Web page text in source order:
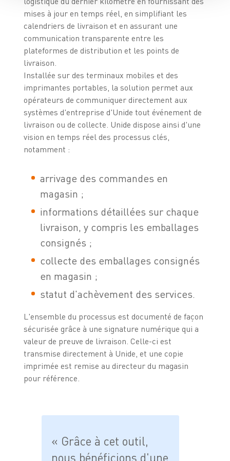
mises à jour en temps réel, en simplifiant les
calendriers de livraison et en assurant une
communication transparente entre les
plateformes de distribution et les points de
livraison.
Installée sur des terminaux mobiles et des
imprimantes portables, la solution permet aux
opérateurs de communiquer directement aux
systèmes d'entreprise d'Unide tout événement de
livraison ou de collecte. Unide dispose ainsi d'une
vision en temps réel des processus clés,
notamment :
arrivage des commandes en
magasin ;
informations détaillées sur chaque
livraison, y compris les emballages
consignés ;
collecte des emballages consignés
en magasin ;
statut d'achèvement des services.
L'ensemble du processus est documenté de façon
sécurisée grâce à une signature numérique qui a
valeur de preuve de livraison. Celle-ci est
transmise directement à Unide, et une copie
imprimée est remise au directeur du magasin
pour référence.
« Grâce à cet outil,
nous bénéficions d'une